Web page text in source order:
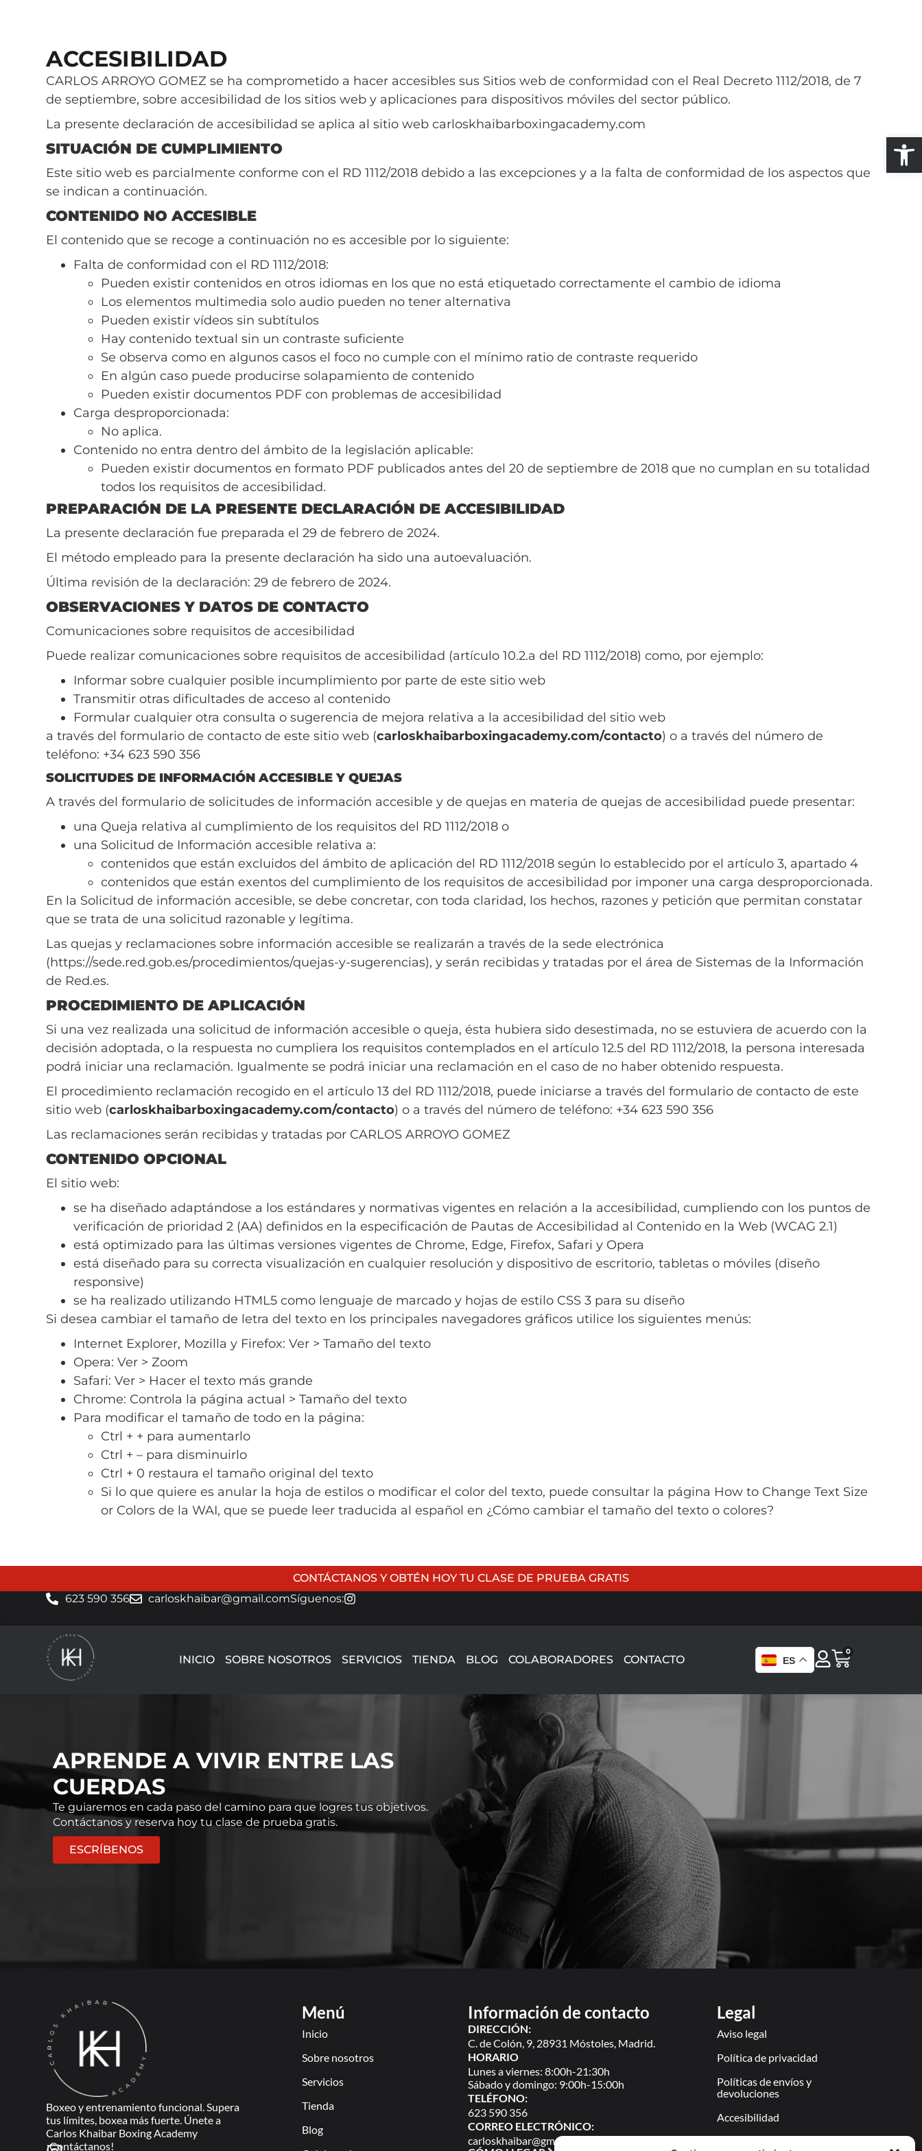
Abrir
ACCESIBILIDAD
CARLOS ARROYO GOMEZ se ha comprometido a hacer accesibles sus Sitios web de conformidad con el Real Decreto 1112/2018, de 7
de septiembre, sobre accesibilidad de los sitios web y aplicaciones para dispositivos móviles del sector público.
La presente declaración de accesibilidad se aplica al sitio web carloskhaibarboxingacademy.com
SITUACIÓN DE CUMPLIMIENTO
Este sitio web es parcialmente conforme con el RD 1112/2018 debido a las excepciones y a la falta de conformidad de los aspectos que
se indican a continuación.
CONTENIDO NO ACCESIBLE
El contenido que se recoge a continuación no es accesible por lo siguiente:
Falta de conformidad con el RD 1112/2018:
Pueden existir contenidos en otros idiomas en los que no está etiquetado correctamente el cambio de idioma
Los elementos multimedia solo audio pueden no tener alternativa
Pueden existir vídeos sin subtítulos
Hay contenido textual sin un contraste suficiente
Se observa como en algunos casos el foco no cumple con el mínimo ratio de contraste requerido
En algún caso puede producirse solapamiento de contenido
Pueden existir documentos PDF con problemas de accesibilidad
Carga desproporcionada:
No aplica.
Contenido no entra dentro del ámbito de la legislación aplicable:
Pueden existir documentos en formato PDF publicados antes del 20 de septiembre de 2018 que no cumplan en su totalidad
todos los requisitos de accesibilidad.
PREPARACIÓN DE LA PRESENTE DECLARACIÓN DE ACCESIBILIDAD
La presente declaración fue preparada el 29 de febrero de 2024.
El método empleado para la presente declaración ha sido una autoevaluación.
Última revisión de la declaración: 29 de febrero de 2024.
OBSERVACIONES Y DATOS DE CONTACTO
Comunicaciones sobre requisitos de accesibilidad
Puede realizar comunicaciones sobre requisitos de accesibilidad (artículo 10.2.a del RD 1112/2018) como, por ejemplo:
Informar sobre cualquier posible incumplimiento por parte de este sitio web
Transmitir otras dificultades de acceso al contenido
Formular cualquier otra consulta o sugerencia de mejora relativa a la accesibilidad del sitio web
a través del formulario de contacto de este sitio web (carloskhaibarboxingacademy.com/contacto) o a través del número de
teléfono: +34 623 590 356
SOLICITUDES DE INFORMACIÓN ACCESIBLE Y QUEJAS
A través del formulario de solicitudes de información accesible y de quejas en materia de quejas de accesibilidad puede presentar:
una Queja relativa al cumplimiento de los requisitos del RD 1112/2018 o
una Solicitud de Información accesible relativa a:
contenidos que están excluidos del ámbito de aplicación del RD 1112/2018 según lo establecido por el artículo 3, apartado 4
contenidos que están exentos del cumplimiento de los requisitos de accesibilidad por imponer una carga desproporcionada.
En la Solicitud de información accesible, se debe concretar, con toda claridad, los hechos, razones y petición que permitan constatar
que se trata de una solicitud razonable y legítima.
Las quejas y reclamaciones sobre información accesible se realizarán a través de la sede electrónica
(https://sede.red.gob.es/procedimientos/quejas-y-sugerencias), y serán recibidas y tratadas por el área de Sistemas de la Información
de Red.es.
PROCEDIMIENTO DE APLICACIÓN
Si una vez realizada una solicitud de información accesible o queja, ésta hubiera sido desestimada, no se estuviera de acuerdo con la
decisión adoptada, o la respuesta no cumpliera los requisitos contemplados en el artículo 12.5 del RD 1112/2018, la persona interesada
podrá iniciar una reclamación. Igualmente se podrá iniciar una reclamación en el caso de no haber obtenido respuesta.
El procedimiento reclamación recogido en el artículo 13 del RD 1112/2018, puede iniciarse a través del formulario de contacto de este
sitio web (carloskhaibarboxingacademy.com/contacto) o a través del número de teléfono: +34 623 590 356
Las reclamaciones serán recibidas y tratadas por CARLOS ARROYO GOMEZ
CONTENIDO OPCIONAL
El sitio web:
se ha diseñado adaptándose a los estándares y normativas vigentes en relación a la accesibilidad, cumpliendo con los puntos de
verificación de prioridad 2 (AA) definidos en la especificación de Pautas de Accesibilidad al Contenido en la Web (WCAG 2.1)
está optimizado para las últimas versiones vigentes de Chrome, Edge, Firefox, Safari y Opera
está diseñado para su correcta visualización en cualquier resolución y dispositivo de escritorio, tabletas o móviles (diseño
responsive)
se ha realizado utilizando HTML5 como lenguaje de marcado y hojas de estilo CSS 3 para su diseño
Si desea cambiar el tamaño de letra del texto en los principales navegadores gráficos utilice los siguientes menús:
Internet Explorer, Mozilla y Firefox: Ver > Tamaño del texto
Opera: Ver > Zoom
Safari: Ver > Hacer el texto más grande
Chrome: Controla la página actual > Tamaño del texto
Para modificar el tamaño de todo en la página:
Ctrl + + para aumentarlo
Ctrl + – para disminuirlo
Ctrl + 0 restaura el tamaño original del texto
Si lo que quiere es anular la hoja de estilos o modificar el color del texto, puede consultar la página How to Change Text Size
or Colors de la WAI, que se puede leer traducida al español en ¿Cómo cambiar el tamaño del texto o colores?
CONTÁCTANOS Y OBTÉN HOY TU CLASE DE PRUEBA GRATIS
623 590 356
carloskhaibar@gmail.comSíguenos:
INICIO SOBRE NOSOTROS SERVICIOS TIENDA BLOG COLABORADORES CONTACTO ES
0
APRENDE A VIVIR ENTRE LAS
CUERDAS
Te guiaremos en cada paso del camino para que logres tus objetivos.
Contáctanos y reserva hoy tu clase de prueba gratis.
ESCRÍBENOS
Boxeo y entrenamiento funcional. Supera
tus límites, boxea más fuerte. Únete a
Carlos Khaibar Boxing Academy
¡Contáctanos!
Menú
Inicio
Sobre nosotros
Servicios
Tienda
Blog
Información de contacto
DIRECCIÓN:
C. de Colón, 9, 28931 Móstoles, Madrid.
HORARIO
Lunes a viernes: 8:00h-21:30h
Sábado y domingo: 9:00h-15:00h
TELÉFONO:
623 590 356
CORREO ELECTRÓNICO:
carloskhaibar@gmail.com
Legal
Aviso legal
Política de privacidad
Políticas de envíos y
devoluciones
Accesibilidad